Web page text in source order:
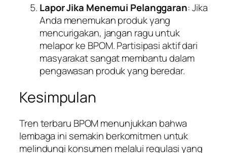
Lapor Jika Menemui Pelanggaran: Jika
Anda menemukan produk yang
mencurigakan, jangan ragu untuk
melapor ke BPOM. Partisipasi aktif dari
masyarakat sangat membantu dalam
pengawasan produk yang beredar.
Kesimpulan
Tren terbaru BPOM menunjukkan bahwa
lembaga ini semakin berkomitmen untuk
melindungi konsumen melalui regulasi yang